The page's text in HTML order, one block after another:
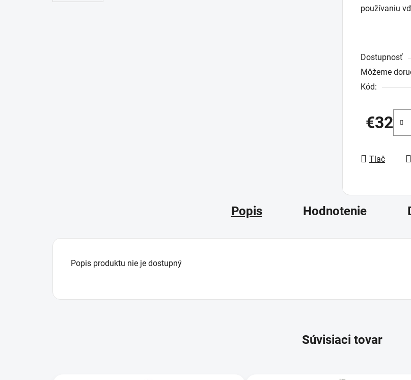
používaniu
Dostupnosť
Môžeme
Kód:
€32
Jednotková
Tlač
Popis Hodnotenie
Popis produktu nie je dostupný
Súvisiaci tovar